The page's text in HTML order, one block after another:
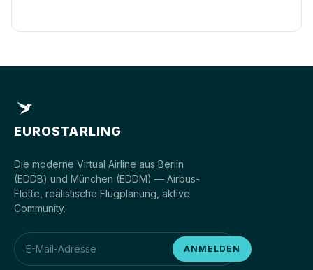
EUROSTARLING
Die moderne Virtual Airline aus Berlin
(EDDB) und München (EDDM) — Airbus-
Flotte, realistische Flugplanung, aktive
Community.
ANMELDEN